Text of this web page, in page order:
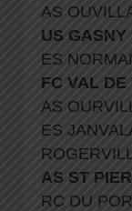
AS
US GASNY
ES
FC VAL
AS
ES
AS ST
RC DU